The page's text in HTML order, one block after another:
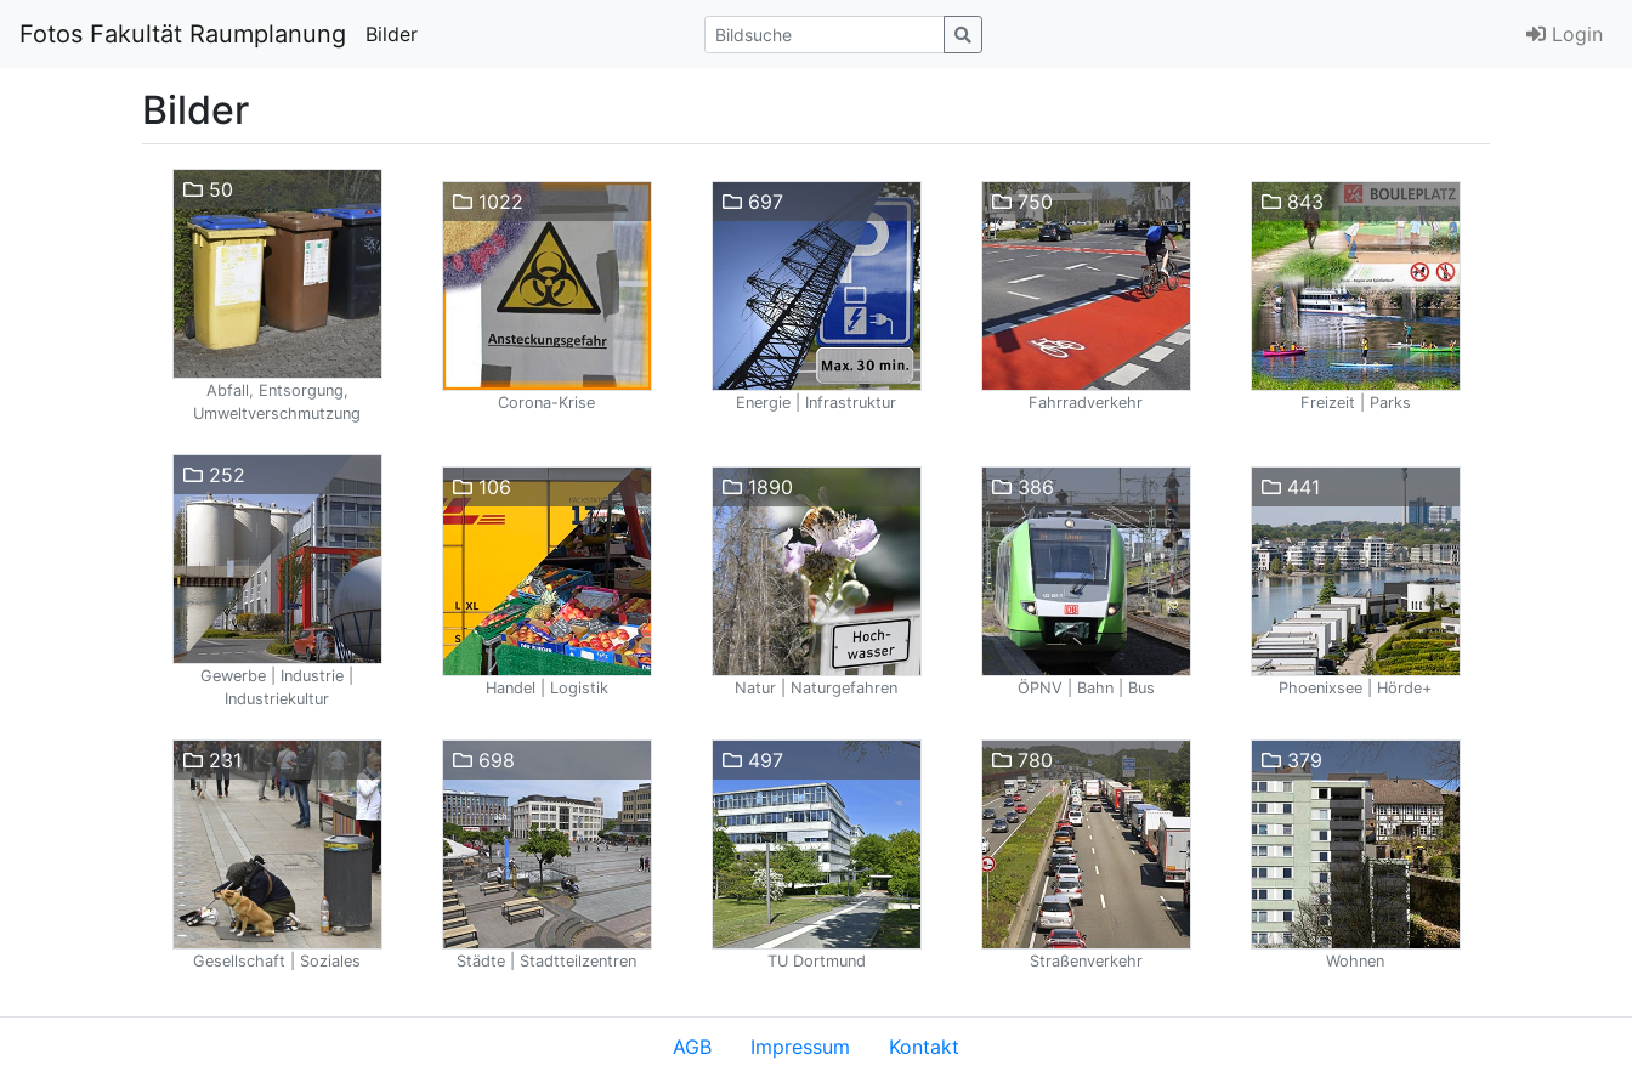
Fotos Fakultät Raumplanung Bilder Login
Bilder
50
Abfall, Entsorgung,
Umweltverschmutzung
1022
Corona-Krise
697
Energie | Infrastruktur
750
Fahrradverkehr
843
Freizeit | Parks
252
Gewerbe | Industrie |
Industriekultur
106
Handel | Logistik
1890
Natur | Naturgefahren
386
ÖPNV | Bahn | Bus
441
Phoenixsee | Hörde+
231
Gesellschaft | Soziales
698
Städte | Stadtteilzentren
497
TU Dortmund
780
Straßenverkehr
379
Wohnen
AGB Impressum Kontakt